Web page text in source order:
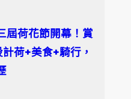
屆荷花節開幕！賞
荷+美食+騎行，